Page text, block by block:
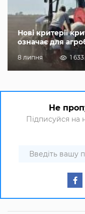
Нові критерії
означає для
8 липня 1 633
Не
Підписуйся на